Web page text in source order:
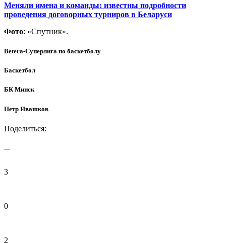
Меняли имена и команды: известны подробности
проведения договорных турниров в Беларуси
Фото: «Спутник».
Betera-Суперлига по баскетболу
Баскетбол
БК Минск
Петр Ивашков
Поделиться:
3
0
2